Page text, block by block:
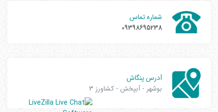
شماره تماس
09398695238
آدرس پنگاش
بوشهر - آبپخش - کشاورز 3